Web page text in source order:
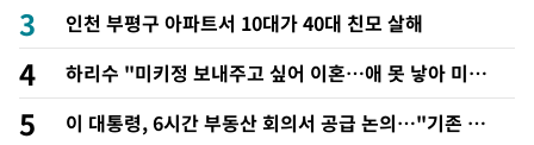
3 인천 부평구 아파트서 10대가 40대 친모 살해
4
하리수 "미키정 보내주고 싶어 이혼…애 못 낳아 미안
했다"
5
이 대통령, 6시간 부동산 회의서 공급 논의…"기존 사